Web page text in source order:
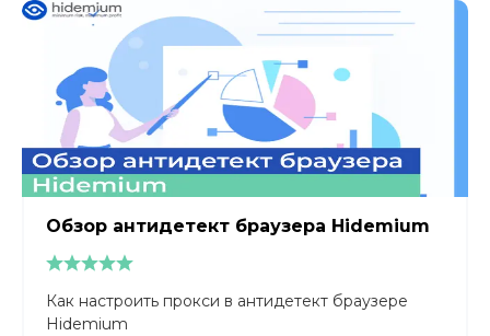
Обзор антидетект браузера Hidemium
Как настроить прокси в антидетект браузере
Hidemium